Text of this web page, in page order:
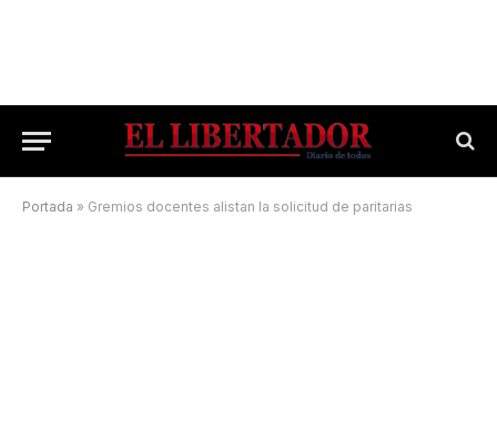
Portada » Gremios docentes alistan la solicitud de paritarias